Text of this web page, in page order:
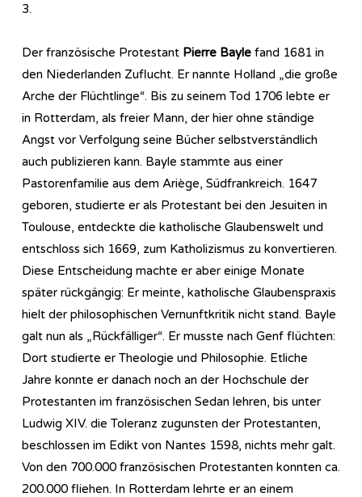
3.
Der französische Protestant Pierre Bayle fand 1681 in
den Niederlanden Zuflucht. Er nannte Holland „die große
Arche der Flüchtlinge“. Bis zu seinem Tod 1706 lebte er
in Rotterdam, als freier Mann, der hier ohne ständige
Angst vor Verfolgung seine Bücher selbstverständlich
auch publizieren kann. Bayle stammte aus einer
Pastorenfamilie aus dem Ariège, Südfrankreich. 1647
geboren, studierte er als Protestant bei den Jesuiten in
Toulouse, entdeckte die katholische Glaubenswelt und
entschloss sich 1669, zum Katholizismus zu konvertieren.
Diese Entscheidung machte er aber einige Monate
später rückgängig: Er meinte, katholische Glaubenspraxis
hielt der philosophischen Vernunftkritik nicht stand. Bayle
galt nun als „Rückfälliger“. Er musste nach Genf flüchten:
Dort studierte er Theologie und Philosophie. Etliche
Jahre konnte er danach noch an der Hochschule der
Protestanten im französischen Sedan lehren, bis unter
Ludwig XIV. die Toleranz zugunsten der Protestanten,
beschlossen im Edikt von Nantes 1598, nichts mehr galt.
Von den 700.000 französischen Protestanten konnten ca.
200.000 fliehen. In Rotterdam lehrte er an einem